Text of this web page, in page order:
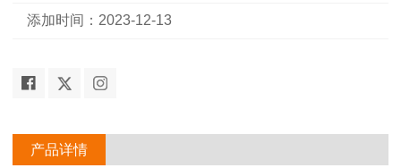
添加时间：2023-12-13
产品详情